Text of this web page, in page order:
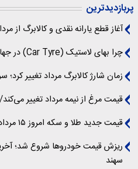
پربازدیدترین
آغاز قطع یارانه نقدی و کالابرگ از مرداد
چرا بهای لاستیک (Car Tyre) در جهان بالا می‌برد؟
زمان شارژ کالابرگ مرداد تغییر کرد؛
قیمت مرغ از نیمه مرداد تغییر
قیمت جدید طلا و سکه امروز ۱۵ مردادماه ۱۴۰۵
ریزش قیمت خودروها شروع شد؛
سهند